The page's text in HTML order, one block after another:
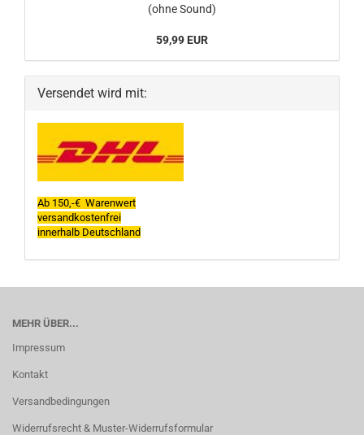
(ohne Sound)
59,99 EUR
Versendet wird mit:
Ab 150,-€ Warenwert
versandkostenfrei
innerhalb Deutschland
MEHR ÜBER...
Impressum
Kontakt
Versandbedingungen
Widerrufsrecht & Muster-Widerrufsformular